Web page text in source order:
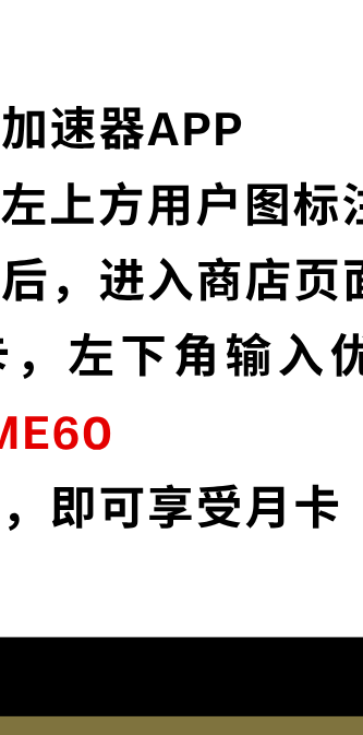
越的加密技术
器采用最前沿的数据加密技术，使
全面掌控您的网络隐私与安全。
下载刀塔加速器App